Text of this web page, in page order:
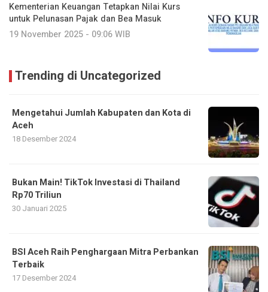
Kementerian Keuangan Tetapkan Nilai Kurs
untuk Pelunasan Pajak dan Bea Masuk
19 November 2025 - 09:06 WIB
Trending di Uncategorized
Mengetahui Jumlah Kabupaten dan Kota di
Aceh
18 Desember 2024
Bukan Main! TikTok Investasi di Thailand
Rp70 Triliun
30 Januari 2025
BSI Aceh Raih Penghargaan Mitra Perbankan
Terbaik
17 Desember 2024